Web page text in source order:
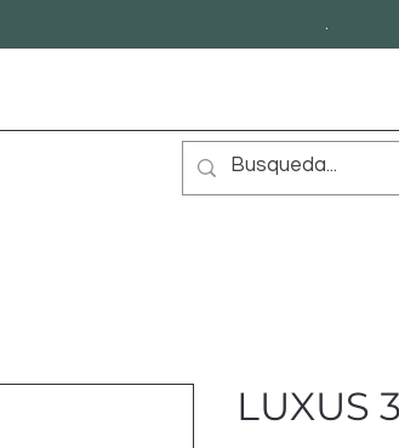
.
LUXUS